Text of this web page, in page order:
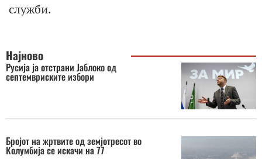
служби.
Најново
Русија ја отстрани Јаблоко од
септемвриските избори
Бројот на жртвите од земјотресот во
Колумбија се искачи на 77